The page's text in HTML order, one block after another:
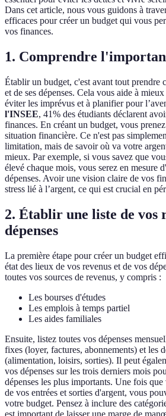
Dans cet article, nous vous guidons à
efficaces pour créer un budget qui vous
vos finances.
1. Comprendre
Établir un budget, c'est avant tout prendre
et de ses dépenses. Cela vous aide à
éviter les imprévus et à planifier pour
l'INSEE, 41% des étudiants déclarent
finances. En créant un budget, vous
situation financière. Ce n'est pas
limitation, mais de savoir où va votre
mieux. Par exemple, si vous savez que
élevé chaque mois, vous serez en mesure
dépenses. Avoir une vision claire de vos
stress lié à l’argent, ce qui est crucial en
2. Établir une liste de vos
dépenses
La première étape pour créer un budget
état des lieux de vos revenus et de vos
toutes vos sources de revenus, y compris :
Les bourses d'études
Les emplois à temps partiel
Les aides familiales
Ensuite, listez toutes vos dépenses
fixes (loyer, factures, abonnements) et les
(alimentation, loisirs, sorties). Il peut
vos dépenses sur les trois derniers mois
dépenses les plus importants. Une fois
de vos entrées et sorties d'argent, vous
votre budget. Pensez à inclure des
est important de laisser une marge de